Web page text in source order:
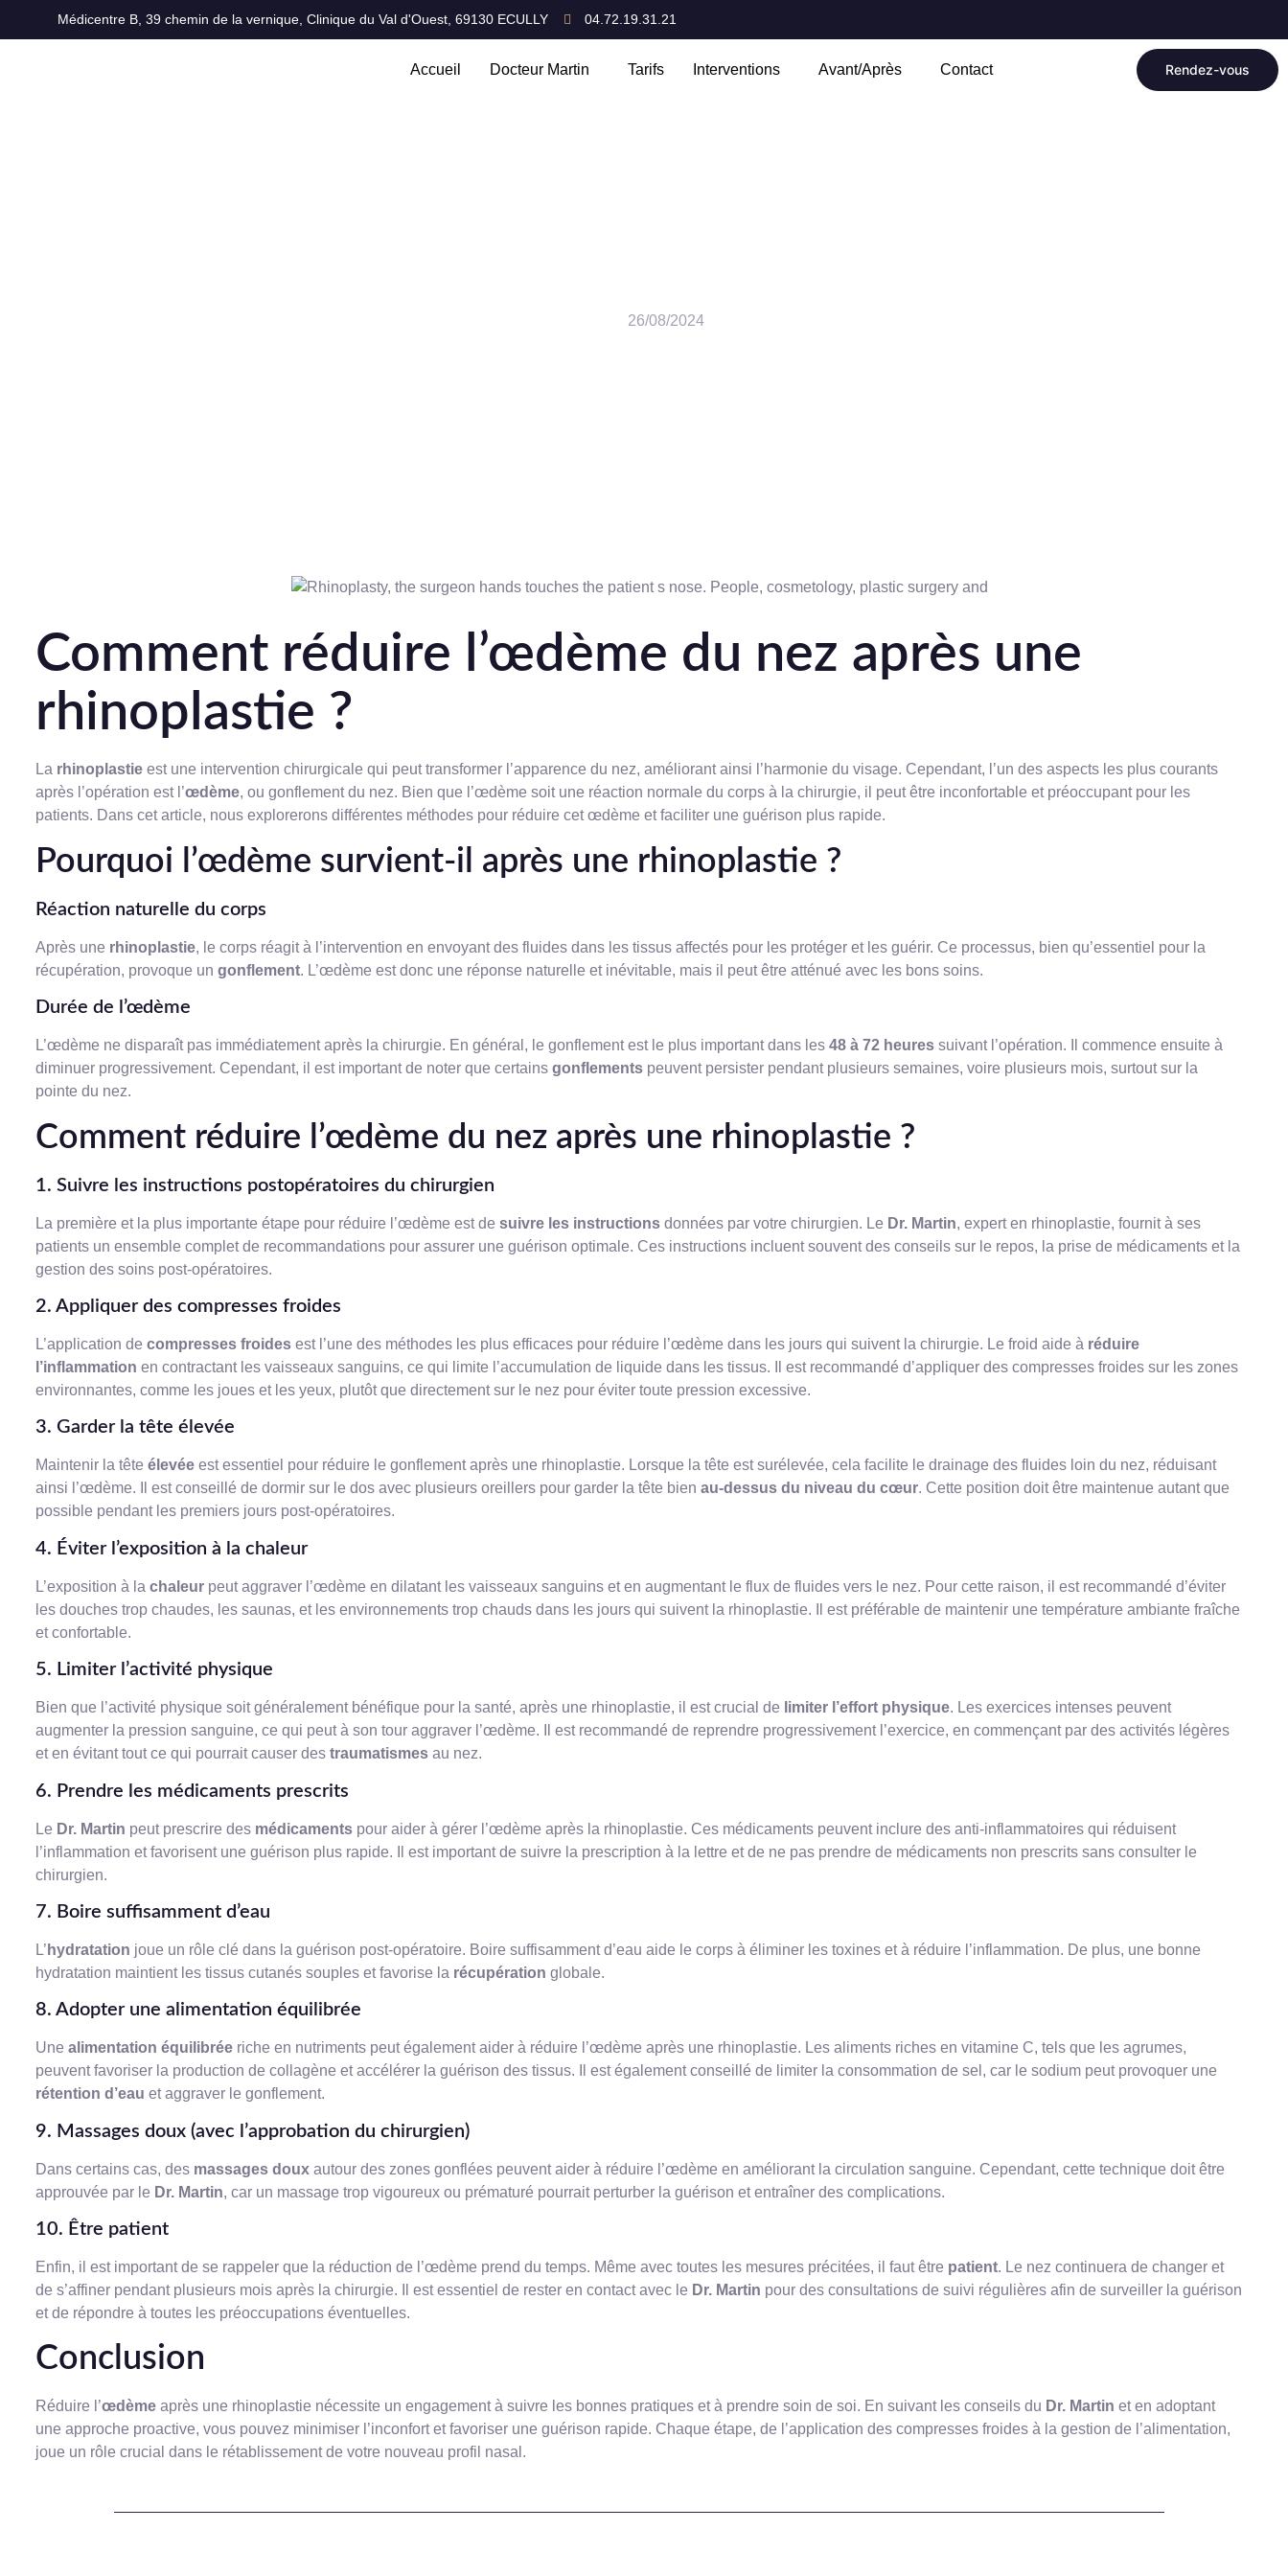
Médicentre B, 39 chemin de la vernique, Clinique du Val d'Ouest, 69130 ECULLY 04.72.19.31.21
Accueil Docteur Martin Tarifs Interventions Avant/Après Contact Rendez-vous
26/08/2024
Comment réduire l’œdème du nez après une
rhinoplastie ?
La rhinoplastie est une intervention chirurgicale qui peut transformer l’apparence du nez, améliorant ainsi l’harmonie du visage. Cependant, l’un des aspects les plus courants
après l’opération est l’œdème, ou gonflement du nez. Bien que l’œdème soit une réaction normale du corps à la chirurgie, il peut être inconfortable et préoccupant pour les
patients. Dans cet article, nous explorerons différentes méthodes pour réduire cet œdème et faciliter une guérison plus rapide.
Pourquoi l’œdème survient-il après une rhinoplastie ?
Réaction naturelle du corps
Après une rhinoplastie, le corps réagit à l’intervention en envoyant des fluides dans les tissus affectés pour les protéger et les guérir. Ce processus, bien qu’essentiel pour la
récupération, provoque un gonflement. L’œdème est donc une réponse naturelle et inévitable, mais il peut être atténué avec les bons soins.
Durée de l’œdème
L’œdème ne disparaît pas immédiatement après la chirurgie. En général, le gonflement est le plus important dans les 48 à 72 heures suivant l’opération. Il commence ensuite à
diminuer progressivement. Cependant, il est important de noter que certains gonflements peuvent persister pendant plusieurs semaines, voire plusieurs mois, surtout sur la
pointe du nez.
Comment réduire l’œdème du nez après une rhinoplastie ?
1. Suivre les instructions postopératoires du chirurgien
La première et la plus importante étape pour réduire l’œdème est de suivre les instructions données par votre chirurgien. Le Dr. Martin, expert en rhinoplastie, fournit à ses
patients un ensemble complet de recommandations pour assurer une guérison optimale. Ces instructions incluent souvent des conseils sur le repos, la prise de médicaments et la
gestion des soins post-opératoires.
2. Appliquer des compresses froides
L’application de compresses froides est l’une des méthodes les plus efficaces pour réduire l’œdème dans les jours qui suivent la chirurgie. Le froid aide à réduire
l’inflammation en contractant les vaisseaux sanguins, ce qui limite l’accumulation de liquide dans les tissus. Il est recommandé d’appliquer des compresses froides sur les zones
environnantes, comme les joues et les yeux, plutôt que directement sur le nez pour éviter toute pression excessive.
3. Garder la tête élevée
Maintenir la tête élevée est essentiel pour réduire le gonflement après une rhinoplastie. Lorsque la tête est surélevée, cela facilite le drainage des fluides loin du nez, réduisant
ainsi l’œdème. Il est conseillé de dormir sur le dos avec plusieurs oreillers pour garder la tête bien au-dessus du niveau du cœur. Cette position doit être maintenue autant que
possible pendant les premiers jours post-opératoires.
4. Éviter l’exposition à la chaleur
L’exposition à la chaleur peut aggraver l’œdème en dilatant les vaisseaux sanguins et en augmentant le flux de fluides vers le nez. Pour cette raison, il est recommandé d’éviter
les douches trop chaudes, les saunas, et les environnements trop chauds dans les jours qui suivent la rhinoplastie. Il est préférable de maintenir une température ambiante fraîche
et confortable.
5. Limiter l’activité physique
Bien que l’activité physique soit généralement bénéfique pour la santé, après une rhinoplastie, il est crucial de limiter l’effort physique. Les exercices intenses peuvent
augmenter la pression sanguine, ce qui peut à son tour aggraver l’œdème. Il est recommandé de reprendre progressivement l’exercice, en commençant par des activités légères
et en évitant tout ce qui pourrait causer des traumatismes au nez.
6. Prendre les médicaments prescrits
Le Dr. Martin peut prescrire des médicaments pour aider à gérer l’œdème après la rhinoplastie. Ces médicaments peuvent inclure des anti-inflammatoires qui réduisent
l’inflammation et favorisent une guérison plus rapide. Il est important de suivre la prescription à la lettre et de ne pas prendre de médicaments non prescrits sans consulter le
chirurgien.
7. Boire suffisamment d’eau
L’ hydratation joue un rôle clé dans la guérison post-opératoire. Boire suffisamment d’eau aide le corps à éliminer les toxines et à réduire l’inflammation. De plus, une bonne
hydratation maintient les tissus cutanés souples et favorise la récupération globale.
8. Adopter une alimentation équilibrée
Une alimentation équilibrée riche en nutriments peut également aider à réduire l’œdème après une rhinoplastie. Les aliments riches en vitamine C, tels que les agrumes,
peuvent favoriser la production de collagène et accélérer la guérison des tissus. Il est également conseillé de limiter la consommation de sel, car le sodium peut provoquer une
rétention d’eau et aggraver le gonflement.
9. Massages doux (avec l’approbation du chirurgien)
Dans certains cas, des massages doux autour des zones gonflées peuvent aider à réduire l’œdème en améliorant la circulation sanguine. Cependant, cette technique doit être
approuvée par le Dr. Martin, car un massage trop vigoureux ou prématuré pourrait perturber la guérison et entraîner des complications.
10. Être patient
Enfin, il est important de se rappeler que la réduction de l’œdème prend du temps. Même avec toutes les mesures précitées, il faut être patient. Le nez continuera de changer et
de s’affiner pendant plusieurs mois après la chirurgie. Il est essentiel de rester en contact avec le Dr. Martin pour des consultations de suivi régulières afin de surveiller la guérison
et de répondre à toutes les préoccupations éventuelles.
Conclusion
Réduire l’œdème après une rhinoplastie nécessite un engagement à suivre les bonnes pratiques et à prendre soin de soi. En suivant les conseils du Dr. Martin et en adoptant
une approche proactive, vous pouvez minimiser l’inconfort et favoriser une guérison rapide. Chaque étape, de l’application des compresses froides à la gestion de l’alimentation,
joue un rôle crucial dans le rétablissement de votre nouveau profil nasal.